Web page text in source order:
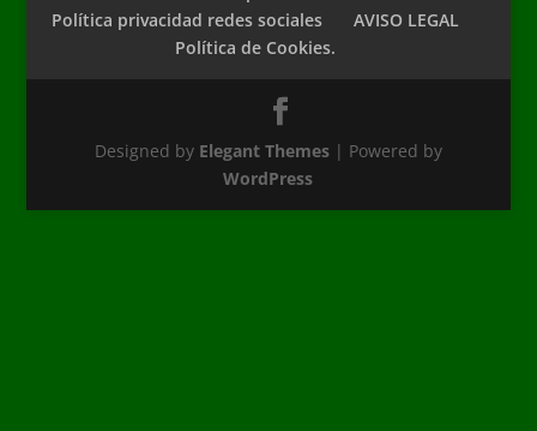
Política privacidad redes sociales
AVISO LEGAL
Política de Cookies.
Designed by Elegant Themes| Powered by
WordPress